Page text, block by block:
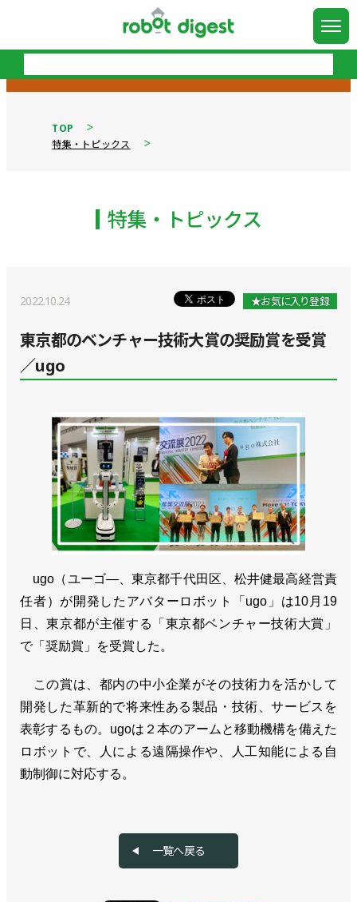
TOP
特集・トピックス
特集・トピックス
2022.10.24 ★お気に入り登録
東京都のベンチャー技術大賞の奨励賞を受賞
／ugo
ugo（ユーゴ―、東京都千代田区、松井健最高経営責
任者）が開発したアバターロボット「ugo」は10月19
日、東京都が主催する「東京都ベンチャー技術大賞」
で「奨励賞」を受賞した。
この賞は、都内の中小企業がその技術力を活かして
開発した革新的で将来性ある製品・技術、サービスを
表彰するもの。ugoは２本のアームと移動機構を備えた
ロボットで、人による遠隔操作や、人工知能による自
動制御に対応する。
一覧へ戻る